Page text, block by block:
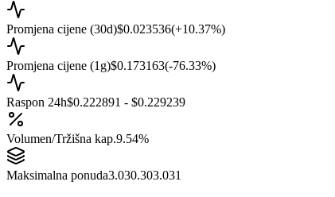
Promjena cijene (30d)$0.023536(+10.37%)
Promjena cijene (1g)$0.173163(-76.33%)
Raspon 24h$0.222891 - $0.229239
Volumen/Tržišna kap.9.54%
Maksimalna ponuda3.030.303.031